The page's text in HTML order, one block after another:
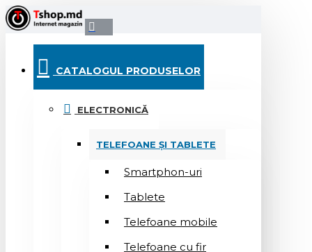
CATALOGUL PRODUSELOR
ELECTRONICĂ
TELEFOANE ȘI TABLETE
Smartphon-uri
Tablete
Telefoane mobile
Telefoane cu fir